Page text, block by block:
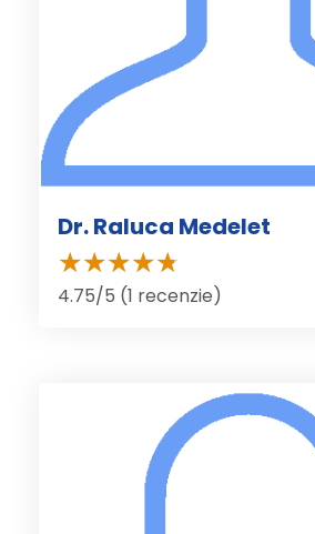
Dr. Raluca Medelet
4.75/5 (1 recenzie)